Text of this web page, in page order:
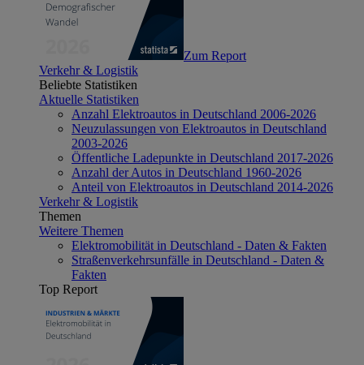
Zum Report
Verkehr & Logistik
Beliebte Statistiken
Aktuelle Statistiken
Anzahl Elektroautos in Deutschland 2006-2026
Neuzulassungen von Elektroautos in Deutschland
2003-2026
Öffentliche Ladepunkte in Deutschland 2017-2026
Anzahl der Autos in Deutschland 1960-2026
Anteil von Elektroautos in Deutschland 2014-2026
Verkehr & Logistik
Themen
Weitere Themen
Elektromobilität in Deutschland - Daten & Fakten
Straßenverkehrsunfälle in Deutschland - Daten &
Fakten
Top Report